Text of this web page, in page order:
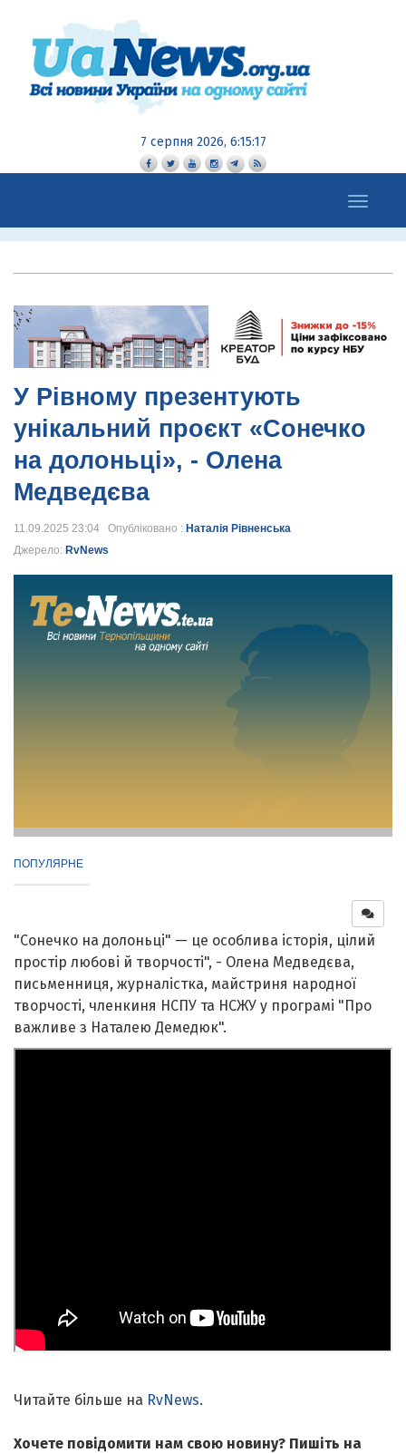
7 серпня 2026, 6:15:18
Toggle
navigation
У Рівному презентують
унікальний проєкт «Сонечко
на долоньці», - Олена
Медведєва
11.09.2025 23:04 Опубліковано : Наталія Рівненська
Джерело: RvNews
ПОПУЛЯРНЕ
"Сонечко на долоньці" — це особлива історія, цілий
простір любові й творчості", - Олена Медведєва,
письменниця, журналістка, майстриня народної
творчості, членкиня НСПУ та НСЖУ у програмі "Про
важливе з Наталею Демедюк".
Читайте більше на RvNews.
Хочете повідомити нам свою новину? Пишіть на